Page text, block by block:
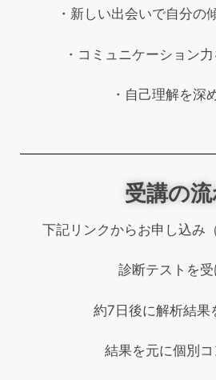
・新しい出会いで自分の
・コミュニケーション
・自己理解を深
受講の
下記リンクからお申し込み
診断テストを受
約7日後に解析結果
結果を元に個別